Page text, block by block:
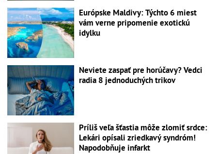
Európske Maldivy: Týchto 6 miest
vám verne pripomenie exotickú
idylku
Neviete zaspať pre horúčavy? Vedci
radia 8 jednoduchých trikov
Príliš veľa šťastia môže zlomiť srdce:
Lekári opísali zriedkavý syndróm!
Napodobňuje infarkt